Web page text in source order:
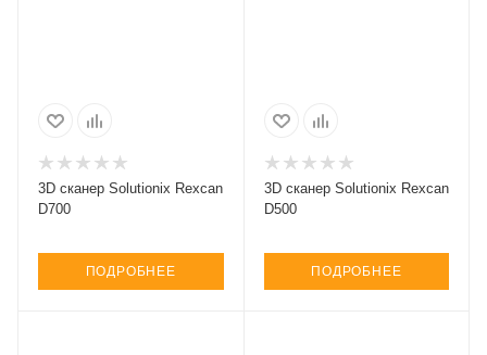
3D сканер Solutionix Rexcan
D700
ПОДРОБНЕЕ
3D сканер Solutionix Rexcan
D500
ПОДРОБНЕЕ